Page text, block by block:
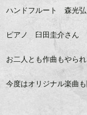
ハンドフルート 森光弘
ピアノ 臼田圭介さん
お二人とも作曲もやられ
今度はオリジナル楽曲